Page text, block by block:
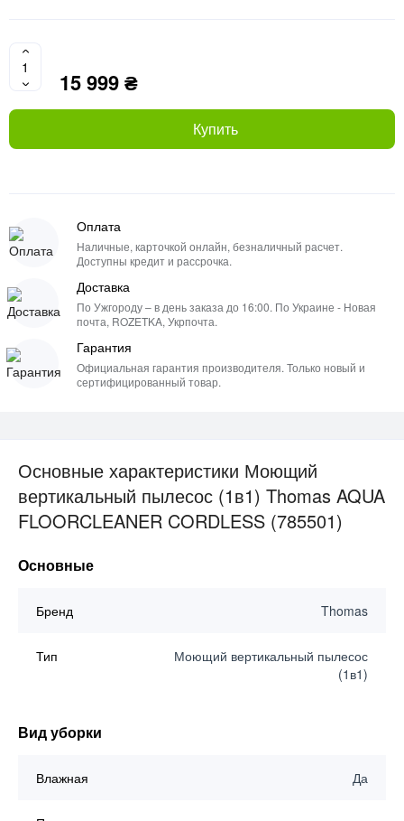
15 999 ₴
Купить
Оплата
Наличные, карточкой онлайн, безналичный расчет.
Доступны кредит и рассрочка.
Доставка
По Ужгороду – в день заказа до 16:00. По Украине - Новая
почта, ROZETKA, Укрпочта.
Гарантия
Официальная гарантия производителя. Только новый и
сертифицированный товар.
Основные характеристики Моющий
вертикальный пылесос (1в1) Thomas AQUA
FLOORCLEANER CORDLESS (785501)
Основные
Бренд Thomas
Тип
Моющий вертикальный пылесос
(1в1)
Вид уборки
Влажная Да